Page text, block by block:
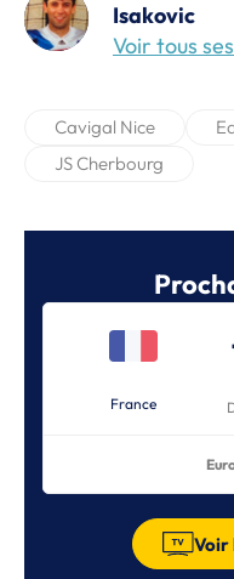
Isakovic
Voir tous
Cavigal Nice
JS Cherbourg
France
Voir